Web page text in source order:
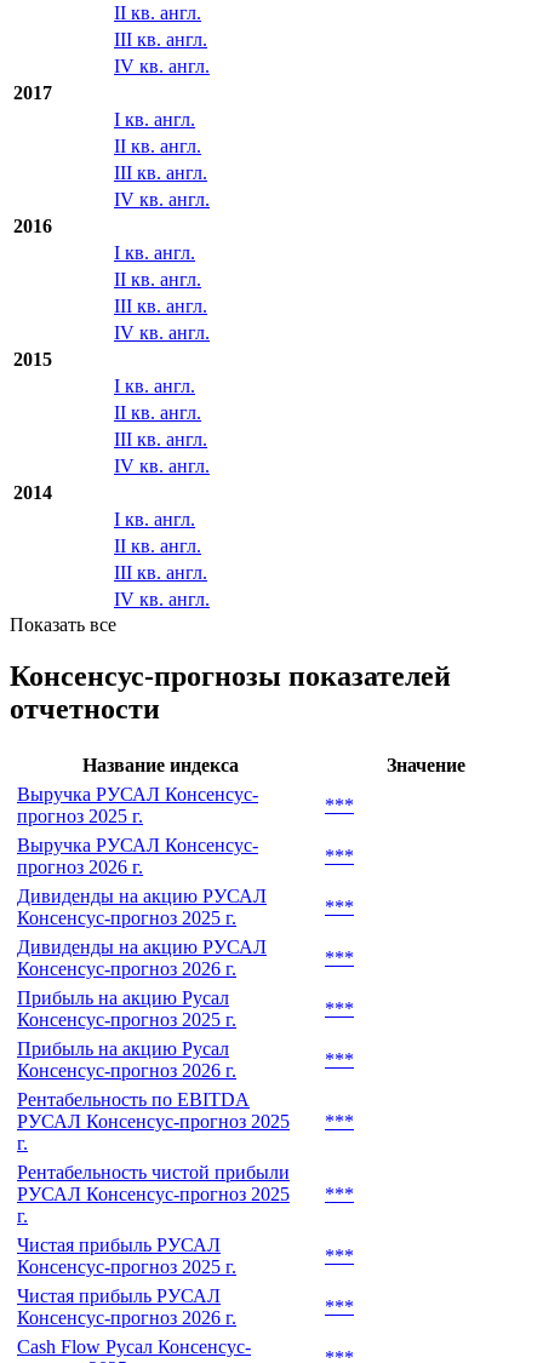
II кв. англ.
III кв. англ.
IV кв. англ.
2017
I кв. англ.
II кв. англ.
III кв. англ.
IV кв. англ.
2016
I кв. англ.
II кв. англ.
III кв. англ.
IV кв. англ.
2015
I кв. англ.
II кв. англ.
III кв. англ.
IV кв. англ.
2014
I кв. англ.
II кв. англ.
III кв. англ.
IV кв. англ.
Показать все
Консенсус-прогнозы показателей
отчетности
Название индекса
Значение
Выручка РУСАЛ Консенсус-
прогноз 2025 г.
***
Выручка РУСАЛ Консенсус-
прогноз 2026 г.
***
Дивиденды на акцию РУСАЛ
Консенсус-прогноз 2025 г.
***
Дивиденды на акцию РУСАЛ
Консенсус-прогноз 2026 г.
***
Прибыль на акцию Русал
Консенсус-прогноз 2025 г.
***
Прибыль на акцию Русал
Консенсус-прогноз 2026 г.
***
Рентабельность по EBITDA
РУСАЛ Консенсус-прогноз 2025
г.
***
Рентабельность чистой прибыли
РУСАЛ Консенсус-прогноз 2025
г.
***
Чистая прибыль РУСАЛ
Консенсус-прогноз 2025 г.
***
Чистая прибыль РУСАЛ
Консенсус-прогноз 2026 г.
***
Cash Flow Русал Консенсус-
***